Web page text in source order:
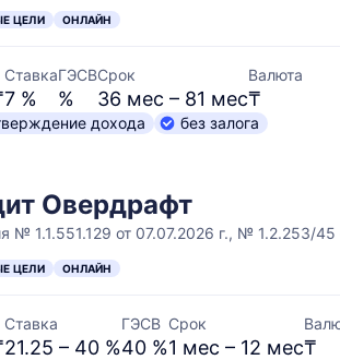
ЦЕЛИ ОНЛАЙН
Ставка
7 %
ГЭСВ
%
Срок
36 мес – 81 мес
Валюта
₸
дохода
без залога
Овердрафт
№ 1.1.551.129 от 07.07.2026 г., № 1.2.253/
ЦЕЛИ ОНЛАЙН
Ставка
21.25 – 40 %
ГЭСВ
40 %
Срок
1 мес – 12 мес₸